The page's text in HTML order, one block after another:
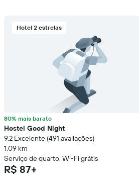
Hotel 2 estrelas
80% mais barato
Hostel Good Night
9.2 Excelente (491 avaliações)
1,09 km
Serviço de quarto, Wi-Fi grátis
R$ 87+